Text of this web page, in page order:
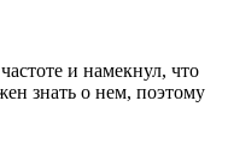
и намекнул, что
знать о нем, поэтому